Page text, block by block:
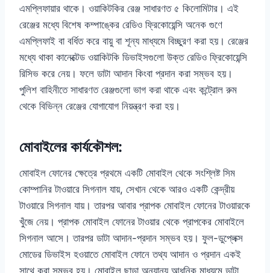
এমপ্লিফায়ার থাকে। ওয়াকিটকির রেঞ্জ সাধারণত ৫ কিলোমিটার। এই
রেঞ্জের মধ্যে বিশেষ কম্পাঙ্কের রেডিও ফ্রিকোয়েন্সি অনেক গুণে
এমপ্লিফাই বা বর্ধিত করে বায়ু বা শূন্য মাধ্যমে বিচ্ছুরণ করা হয়। রেঞ্জের
মধ্যে থাকা কানেক্টেড ওয়াকিটকি ডিভাইসগুলো উক্ত রেডিও ফ্রিকোয়েন্সি
রিসিভ করে নেয়। ফলে ডাটা আদান কিংবা প্রদান করা সম্ভব হয়।
পুলিশ বাহিনীতে সাধারণত রেঞ্জগুলো ভাগ করা থাকে এবং কন্ট্রোল রুম
থেকে বিভিন্ন রেঞ্জের যোগাযোগ নিয়ন্ত্রণ করা হয়।
মোবাইলের কার্যকৌশল:
মোবাইল ফোনের ক্ষেত্রে প্রথমে একটি মোবাইল থেকে সংশ্লিষ্ট সিম
কোম্পানির টাওয়ারে সিগনাল যায়, সেখান থেকে আরও একটি কেন্দ্রীয়
টাওয়ারে সিগনাল যায়। তারপর আবার প্রাপক মোবাইল ফোনের টাওয়ারকে
খুঁজে নেয়। প্রাপক মোবাইল ফোনের টাওয়ার থেকে প্রাপকের মোবাইলে
সিগনাল আসে। তারপর ডাটা আদান-প্রদান সম্ভব হয়। ফুল-ডুপ্লেক্স
মোডের ডিভাইস হওয়াতে মোবাইল ফোনে তথ্য আদান ও প্রদান একই
সাথে করা সম্ভব হয়। মোবাইল ছাড়া অন্যান্য আধুনিক মাধ্যমে ডাটা